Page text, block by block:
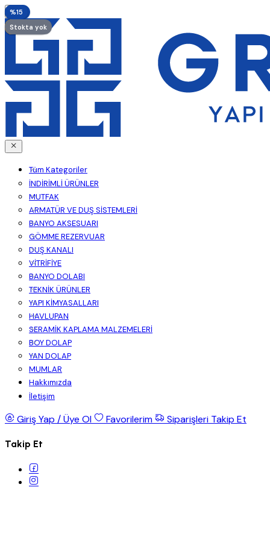
Tüm Kategoriler
İNDİRİMLİ ÜRÜNLER
MUTFAK
ARMATÜR VE DUŞ SİSTEMLERİ
BANYO AKSESUARI
GÖMME REZERVUAR
DUŞ KANALI
VİTRİFİYE
BANYO DOLABI
TEKNİK ÜRÜNLER
YAPI KİMYASALLARI
HAVLUPAN
SERAMİK KAPLAMA MALZEMELERİ
BOY DOLAP
YAN DOLAP
MUMLAR
Hakkımızda
İletişim
Giriş Yap / Üye Ol Favorilerim Siparişleri Takip Et
Takip Et
%20
Ön sipariş
%15
Ön sipariş
%15
Ön sipariş
%15
Stokta yok